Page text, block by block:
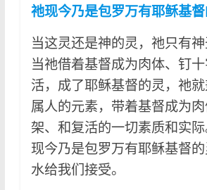
祂现今乃是包罗万有耶稣基
当这灵还是神的灵，祂只有神
当祂借着基督成为肉体、钉
活，成了耶稣基督的灵，祂
属人的元素，带着基督成为
架、和复活的一切素质和实
现今乃是包罗万有耶稣基督
水给我们接受。